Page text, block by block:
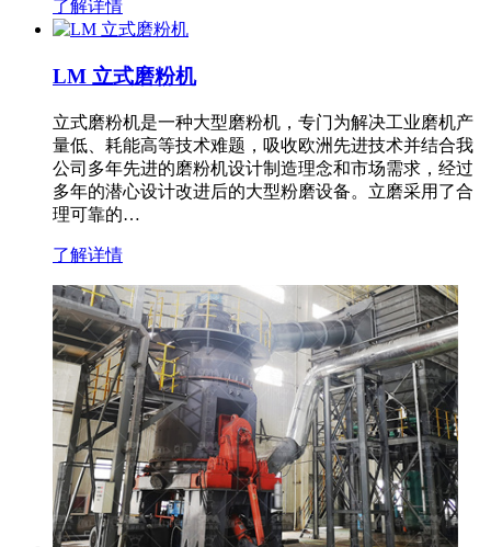
了解详情
LM 立式磨粉机
立式磨粉机是一种大型磨粉机，专门为解决工业磨机产
量低、耗能高等技术难题，吸收欧洲先进技术并结合我
公司多年先进的磨粉机设计制造理念和市场需求，经过
多年的潜心设计改进后的大型粉磨设备。立磨采用了合
理可靠的…
了解详情